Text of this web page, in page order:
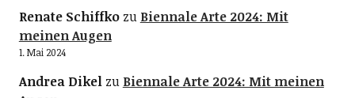
Renate Schiffkozu Biennale Arte 2024: Mit
meinen Augen
1. Mai 2024
Andrea Dikelzu Biennale Arte 2024: Mit meinen